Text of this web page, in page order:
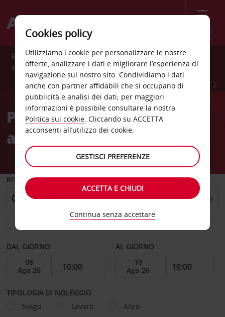
Menù
Risparmia il 10% tutto l’anno con Avis Preferred. Iscriviti
subito GRATUITAMENTE.
ISCRIVITI SUBITO
Prenota il tuo noleggio
auto senza pensieri
RITIRO DA
DAL GIORNO AL GIORNO
TIPOLOGIA DI NOLEGGIO
Svago
Lavoro Altro
Cookies policy
Utilizziamo i cookie per personalizzare le nostre
offerte, analizzare i dati e migliorare l’esperienza di
navigazione sul nostro sito. Condividiamo i dati
anche con partner affidabili che si occupano di
pubblicità e analisi dei dati; per maggiori
informazioni è possibile consultare la nostra
Politica sui cookie. Cliccando su ACCETTA
acconsenti all’utilizzo dei cookie.
GESTISCI PREFERENZE
ACCETTA E CHIUDI
Continua senza accettare